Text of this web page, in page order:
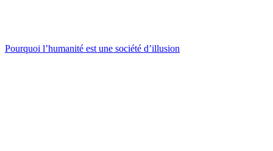
Pourquoi l’humanité est une société d’illusion